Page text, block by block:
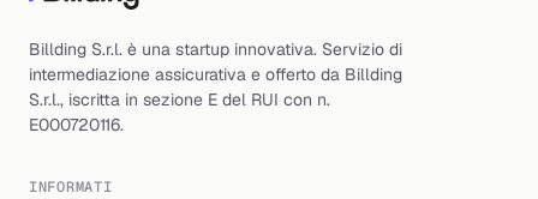
Billding S.r.l. è una startup innovativa. Servizio di
intermediazione assicurativa e offerto da Billding
S.r.l., iscritta in sezione E del RUI con n.
E000720116.
INFORMATI